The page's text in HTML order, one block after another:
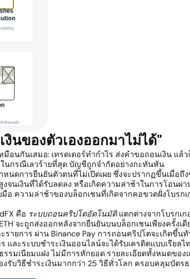
นของตัวเองออกมาไม่ได้"
นกันเสมอ: เทรดเดอร์ทำกำไร ส่งคำขอถอนเงิน แล้ว
นกรณีเลวร้ายที่สุด บัญชีถูกจำกัดอย่างกะทันหัน
นดการยืนยันตัวตนที่ไม่เปิดเผย ซึ่งจะปรากฏขึ้นเมื่อถึ
จนเงินที่ได้รับลดลง หรือเกิดความล่าช้าในการโอนผ่
ความล่าช้าของบล็อกเชนที่เกิดจากคอขวดฝั่งโบรกเ
คือ ระบบถอนคริปโตอัตโนมัติแตกต่างจากโบรกเ
จะถูกส่งออกหลังจากยืนยันบนบล็อกเชนเพียงครั้งเดี
ายการ ผ่าน Binance Pay การถอนคริปโตจะเกิดขึ้
ะระบบชำระเงินออนไลน์จะได้รับเครดิตแบบเรียลไ
มเนียมแฝง ไม่มีการหักยอด รายละเอียดทั้งหมดของ
งรับวิธีชำระเงินมากกว่า 25 วิธีทั่วโลก ครอบคลุมบัตร